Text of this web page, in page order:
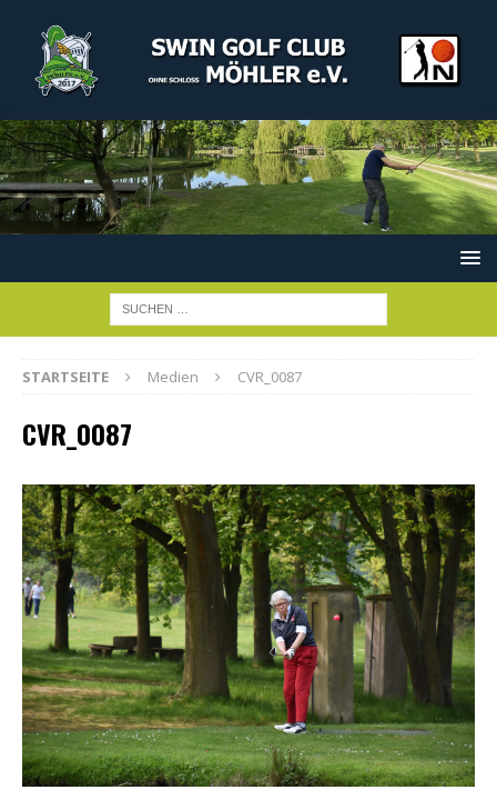
STARTSEITE Medien CVR_0087
CVR_0087